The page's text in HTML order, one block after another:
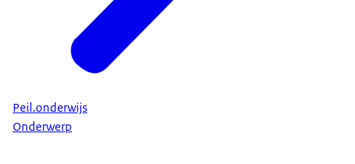
Peil.onderwijs
Onderwerp